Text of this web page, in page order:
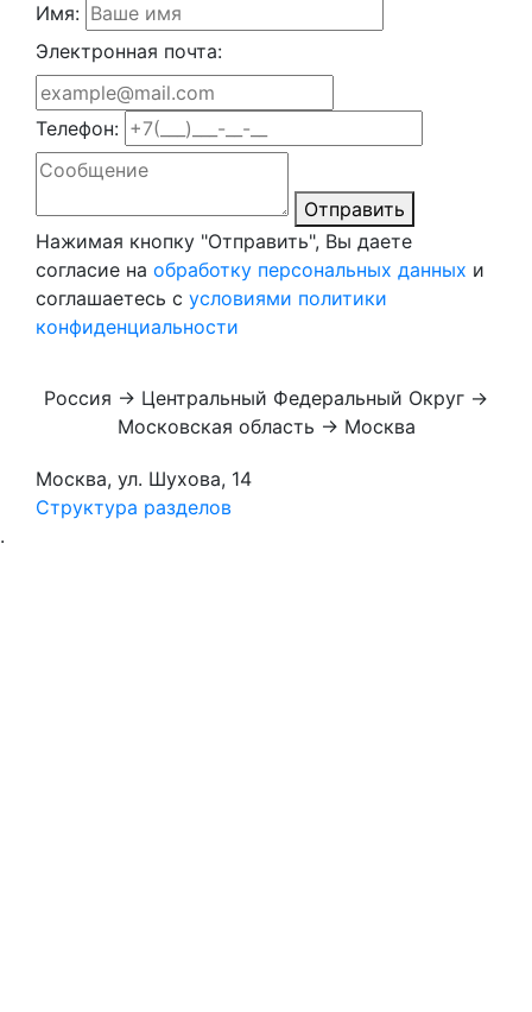
Имя:
Электронная почта:
Телефон:
Отправить
Нажимая кнопку "Отправить", Вы даете
согласие на обработку персональных данных и
соглашаетесь с условиями политики
конфиденциальности
Россия → Центральный Федеральный Округ →
Московская область → Москва
Москва, ул. Шухова, 14
Структура разделов
.